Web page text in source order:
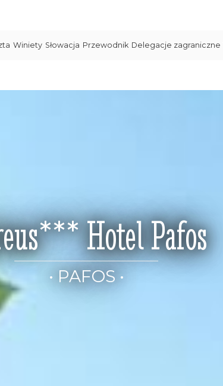
Winiety Słowacja Przewodnik Delegacje zagraniczne
Hotel Pafos
• PAFOS •